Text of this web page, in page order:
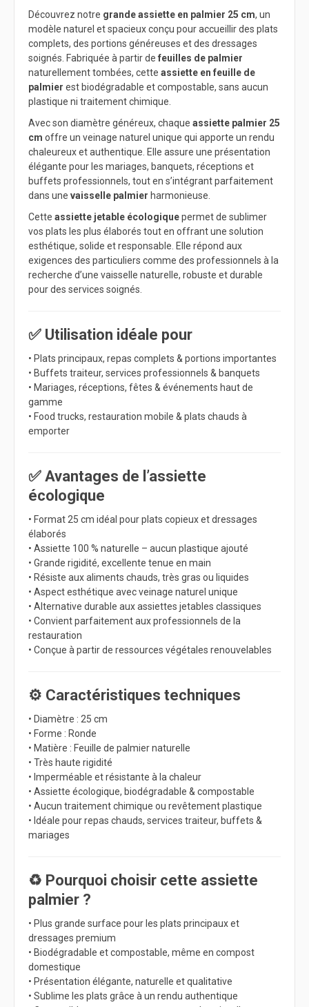
Découvrez notre grande assiette en palmier 25 cm, un
modèle naturel et spacieux conçu pour accueillir des plats
complets, des portions généreuses et des dressages
soignés. Fabriquée à partir de feuilles de palmier
naturellement tombées, cette assiette en feuille de
palmier est biodégradable et compostable, sans aucun
plastique ni traitement chimique.
Avec son diamètre généreux, chaque assiette palmier 25
cm offre un veinage naturel unique qui apporte un rendu
chaleureux et authentique. Elle assure une présentation
élégante pour les mariages, banquets, réceptions et
buffets professionnels, tout en s’intégrant parfaitement
dans une vaisselle palmier harmonieuse.
Cette assiette jetable écologiquepermet de sublimer
vos plats les plus élaborés tout en offrant une solution
esthétique, solide et responsable. Elle répond aux
exigences des particuliers comme des professionnels à la
recherche d’une vaisselle naturelle, robuste et durable
pour des services soignés.
✅ Utilisation idéale pour
• Plats principaux, repas complets & portions importantes
• Buffets traiteur, services professionnels & banquets
• Mariages, réceptions, fêtes & événements haut de
gamme
• Food trucks, restauration mobile & plats chauds à
emporter
✅ Avantages de l’assiette
écologique
• Format 25 cm idéal pour plats copieux et dressages
élaborés
• Assiette 100 % naturelle – aucun plastique ajouté
• Grande rigidité, excellente tenue en main
• Résiste aux aliments chauds, très gras ou liquides
• Aspect esthétique avec veinage naturel unique
• Alternative durable aux assiettes jetables classiques
• Convient parfaitement aux professionnels de la
restauration
• Conçue à partir de ressources végétales renouvelables
⚙️ Caractéristiques techniques
• Diamètre : 25 cm
• Forme : Ronde
• Matière : Feuille de palmier naturelle
• Très haute rigidité
• Imperméable et résistante à la chaleur
• Assiette écologique, biodégradable & compostable
• Aucun traitement chimique ou revêtement plastique
• Idéale pour repas chauds, services traiteur, buffets &
mariages
♻️ Pourquoi choisir cette assiette
palmier ?
• Plus grande surface pour les plats principaux et
dressages premium
• Biodégradable et compostable, même en compost
domestique
• Présentation élégante, naturelle et qualitative
• Sublime les plats grâce à un rendu authentique